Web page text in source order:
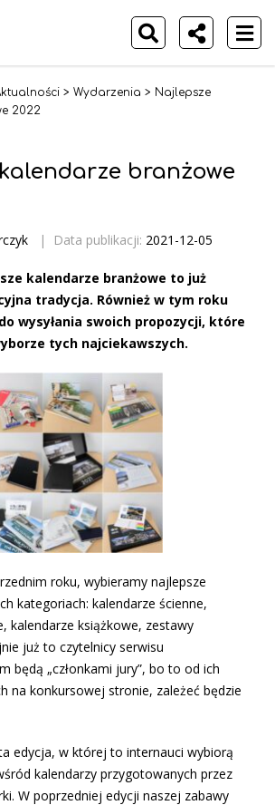
> Wydarzenia > Najlepsze
2022
branżowe
| Data publikacji: 2021-12-05
kalendarze branżowe to już
tradycja. Również w tym roku
wysyłania swoich propozycji, które
tych najciekawszych.
roku, wybieramy najlepsze
kategoriach: kalendarze ścienne,
kalendarze książkowe, zestawy
już to czytelnicy serwisu
będą „członkami jury”, bo to od ich
na konkursowej stronie, zależeć będzie
edycja, w której to internauci wybiorą
kalendarzy przygotowanych przez
W poprzedniej edycji naszej zabawy